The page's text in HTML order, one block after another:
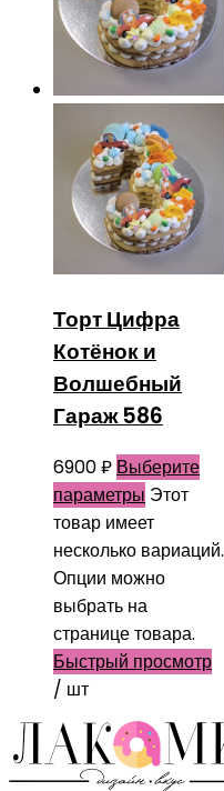
Торт Цифра
Котёнок и
Волшебный
Гараж 586
6900₽ Выберите
параметры Этот
товар имеет
несколько вариаций.
Опции можно
выбрать на
странице товара.
Быстрый просмотр
/ шт